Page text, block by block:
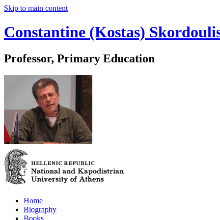
Skip to main content
Constantine (Kostas)
Professor, Primary Education
Home
Biography
Books